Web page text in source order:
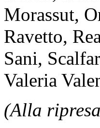
Morassut,
Ravetto,
Sani,
Valeria
(Alla